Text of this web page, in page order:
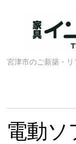
宮津市のご新築・
電動ソ